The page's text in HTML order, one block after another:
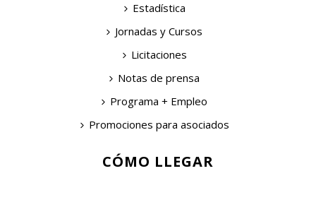
Estadística
Jornadas y Cursos
Licitaciones
Notas de prensa
Programa + Empleo
Promociones para asociados
CÓMO LLEGAR